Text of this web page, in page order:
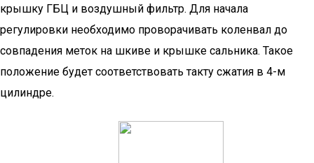
крышку ГБЦ и воздушный фильтр. Для начала
регулировки необходимо проворачивать коленвал до
совпадения меток на шкиве и крышке сальника. Такое
положение будет соответствовать такту сжатия в 4-м
цилиндре.